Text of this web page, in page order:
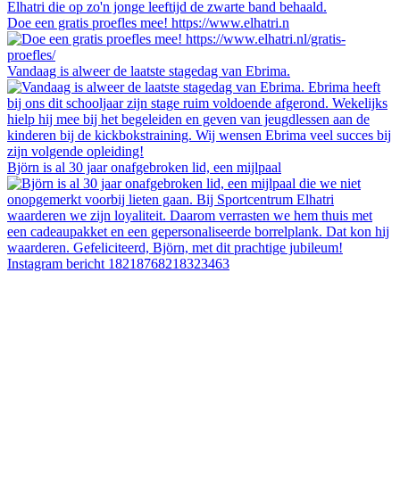
Doe een gratis proefles mee! https://www.elhatri.n
Vandaag is alweer de laatste stagedag van Ebrima.
Björn is al 30 jaar onafgebroken lid, een mijlpaal
Instagram bericht 18218768218323463